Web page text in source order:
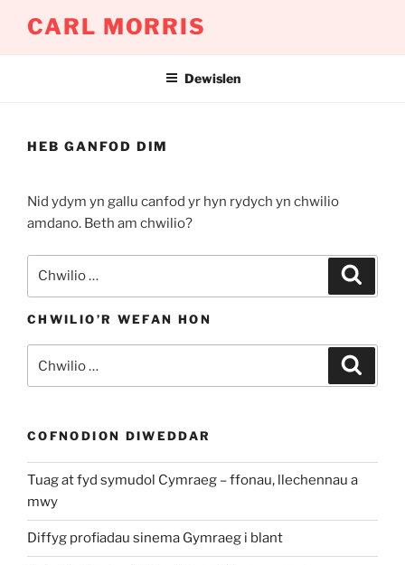
CARL MORRIS
Dewislen
HEB GANFOD DIM
Nid ydym yn gallu canfod yr hyn rydych yn chwilio
amdano. Beth am chwilio?
am:
CHWILIO’R WEFAN HON
am:
COFNODION DIWEDDAR
Tuag at fyd symudol Cymraeg – ffonau, llechennau a
mwy
Diffyg profiadau sinema Gymraeg i blant